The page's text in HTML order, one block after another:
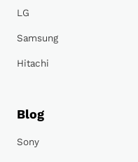
LG
Samsung
Hitachi
Blog
Sony